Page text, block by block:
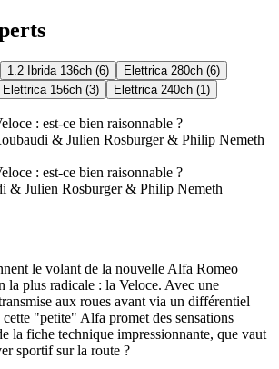
1.2 Ibrida 136ch (6) Elettrica 280ch (6)
Elettrica 156ch (3) Elettrica 240ch (1)
: est-ce bien raisonnable ?
& Julien Rosburger & Philip Nemeth
: est-ce bien raisonnable ?
& Julien Rosburger & Philip Nemeth
le volant de la nouvelle Alfa Romeo
la plus radicale : la Veloce. Avec une
aux roues avant via un différentiel
"petite" Alfa promet des sensations
la fiche technique impressionnante, que vaut
sportif sur la route ?